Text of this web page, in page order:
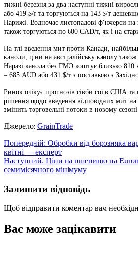
тижні березня за два наступні тижні
або 419 $/т та торгуються на 143 $/т
Парижі. Водночас листопадові ф’ючерси
також торгуються по 600 CAD/т, як і на
На тлі введення мит проти Канади,
каноли, ціни на австралійську канолу
Наразі канола без ГМО коштує близько
– 685 AUD або 431 $/т з поставкою з
Ринок очікує прогнозів сівби сої в США та
рішення щодо введення відповідних мит
змінить торговельні потоки в новому сезоні.
Джерело: GrainTrade
Навігація
записів
Попередній: Обробки від борозняка
квітні — експерт
Наступний: Ціни на пшеницю на
семимісячного мінімуму
Залишити відповідь
Щоб відправити коментар вам
Вас може зацікавити